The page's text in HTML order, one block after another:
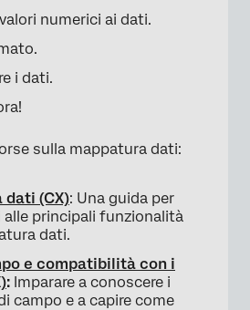
numerici ai dati.
i dati.
sulla mappatura dati:
dati (CX): Una guida per
principali funzionalità
dati.
e compatibilità con i
: Imparare a conoscere i
campo e a capire come